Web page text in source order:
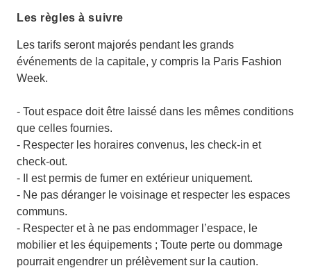
Les règles à suivre
Les tarifs seront majorés pendant les grands
événements de la capitale, y compris la Paris Fashion
Week.
- Tout espace doit être laissé dans les mêmes conditions
que celles fournies.
- Respecter les horaires convenus, les check-in et
check-out.
- Il est permis de fumer en extérieur uniquement.
- Ne pas déranger le voisinage et respecter les espaces
communs.
- Respecter et à ne pas endommager l’espace, le
mobilier et les équipements ; Toute perte ou dommage
pourrait engendrer un prélèvement sur la caution.